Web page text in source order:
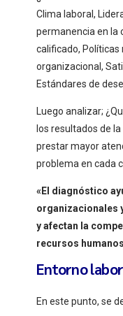
Clima laboral,
permanencia en la
calificado,
organizacional,
Estándares de
Luego analizar;
los resultados de
prestar mayor
problema en cada
«El diagnóstico
organizacionales
y afectan la
recursos
Entorno
En este punto, se